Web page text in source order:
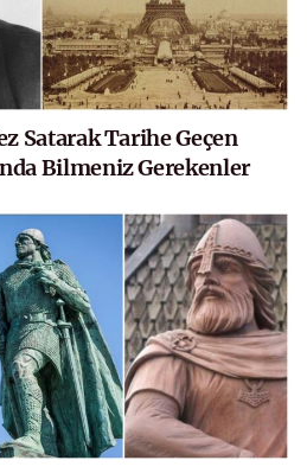
Satarak Tarihe Geçen
Bilmeniz Gerekenler